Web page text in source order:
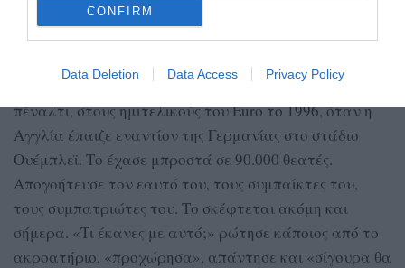
CONFIRM
Data Deletion Data Access Privacy Policy
ποδόσφαιρο είναι ότι η επιτυχία είναι πολλά
παραπάνω από το τελικό σκορ. Η αληθινή επιτυχία
γνωρίζει από δύσκολες στιγμές. Μίλησε για το μοιραίο
πέναλτι, στους ημιτελικούς του Euro το 1996, όταν η
Αγγλία έπαιζε εναντίον της Γερμανίας στο στάδιο
Ουέμπλεϊ. Το έχασε μπροστά σε 90.000 θεατές.
Απογοήτευσε τον εαυτό του, τους συμπαίκτες του,
τους συμπατριώτες του. Το σκέφτεται ακόμη και
σήμερα. «Τι έκανες με αυτό;» ρώτησε κάποιος από το
ακροατήριο, «προχώρησα», απάντησε και «σίγουρα θα